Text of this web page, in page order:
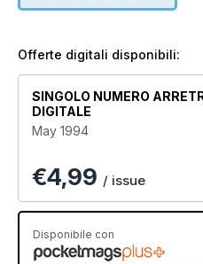
Offerte digitali disponibili:
SINGOLO NUMERO
DIGITALE
May 1994
€4,99 / issue
Disponibile con